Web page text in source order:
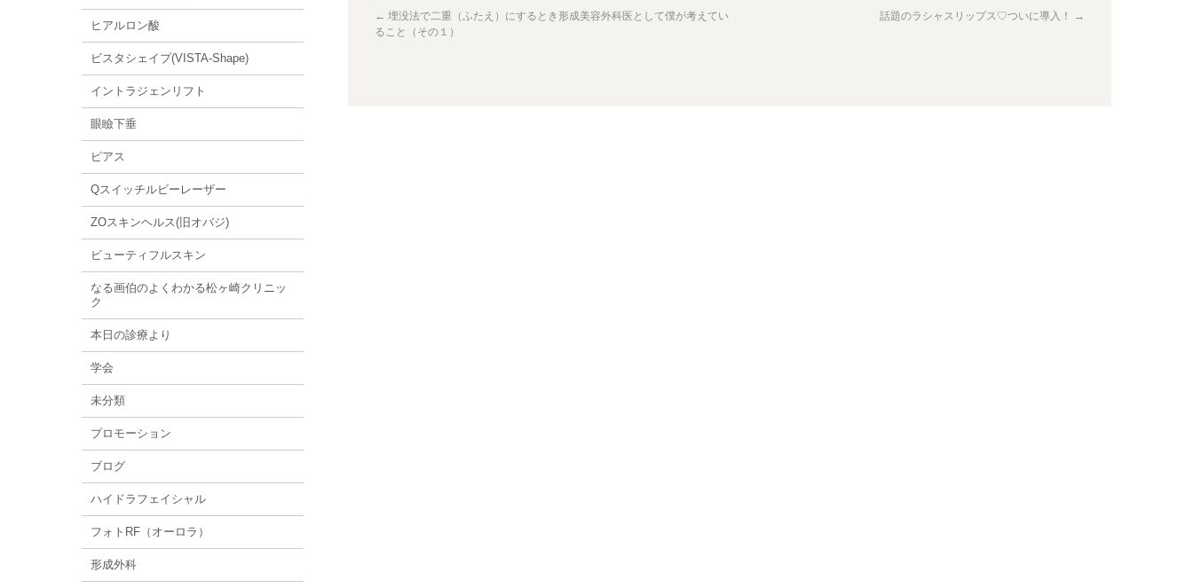
← 埋没法で二重（ふたえ）にするとき形成美容外科医として僕が考えてい
ること（その１）
話題のラシャスリップス♡ついに導入！ →
ヒアルロン酸
ビスタシェイプ(VISTA-Shape)
イントラジェンリフト
眼瞼下垂
ピアス
Qスイッチルビーレーザー
ZOスキンヘルス(旧オバジ)
ビューティフルスキン
なる画伯のよくわかる松ヶ崎クリニッ
ク
本日の診療より
学会
未分類
プロモーション
ブログ
ハイドラフェイシャル
フォトRF（オーロラ）
形成外科